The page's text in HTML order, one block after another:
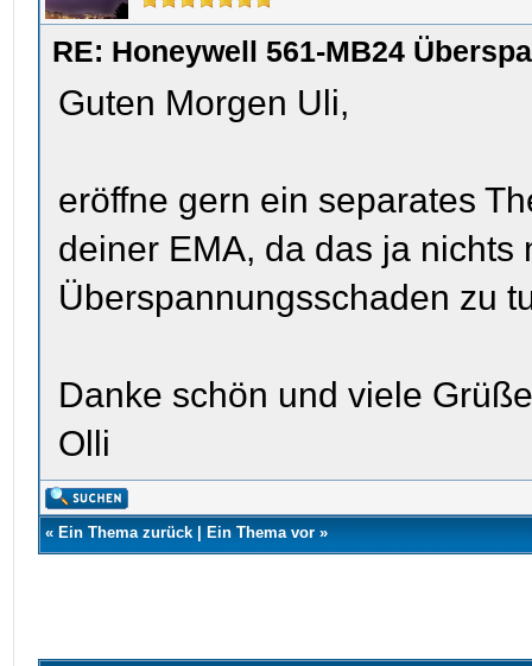
RE: Honeywell 561-MB24
Guten Morgen Uli,
eröffne gern ein separates
deiner EMA, da das ja nichts
Überspannungsschaden zu
Danke schön und viele
Olli
« Ein Thema zurück| Ein Thema vor »